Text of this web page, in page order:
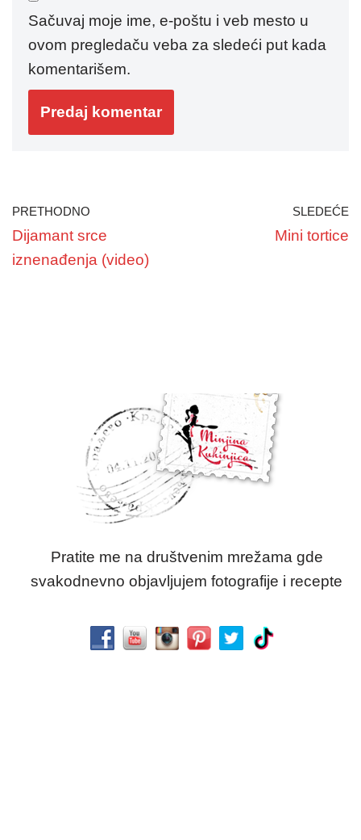
Sačuvaj moje ime, e-poštu i veb mesto u
ovom pregledaču veba za sledeći put kada
komentarišem.
PRETHODNO
Dijamant srce
iznenađenja (video)
SLEDEĆE
Mini tortice
Pratite me na društvenim mrežama gde
svakodnevno objavljujem fotografije i recepte